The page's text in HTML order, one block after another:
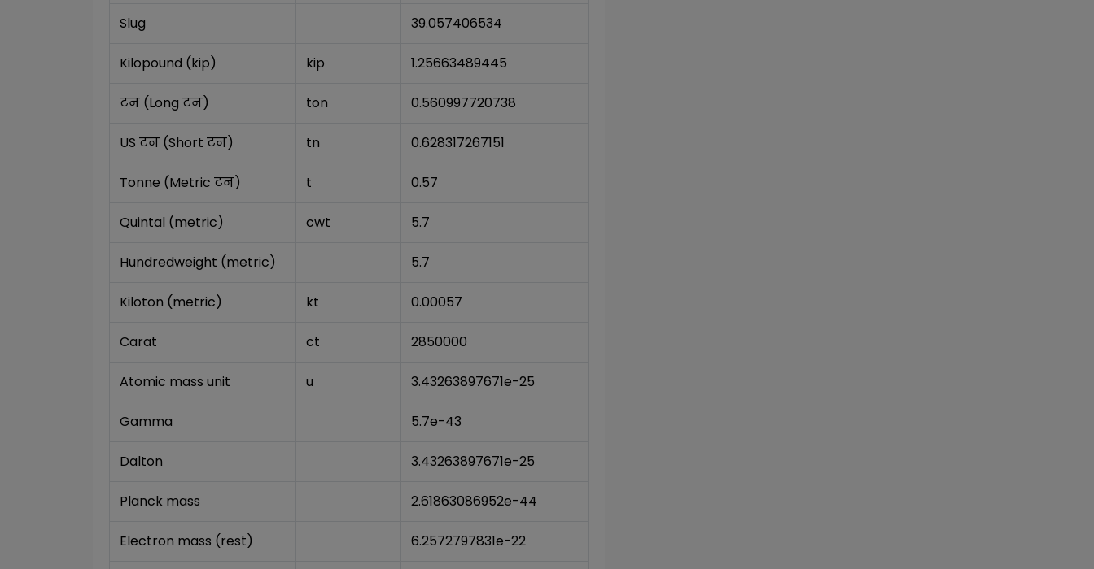
Slug 39.057406534
Kilopound (kip) kip 1.25663489445
टन (Long टन) ton 0.560997720738
US टन (Short टन) tn 0.628317267151
Tonne (Metric टन) t 0.57
Quintal (metric) cwt 5.7
Hundredweight (metric) 5.7
Kiloton (metric) kt 0.00057
Carat ct 2850000
Atomic mass unit u 3.43263897671e-25
Gamma 5.7e-43
Dalton 3.43263897671e-25
Planck mass 2.61863086952e-44
Electron mass (rest) 6.2572797831e-22